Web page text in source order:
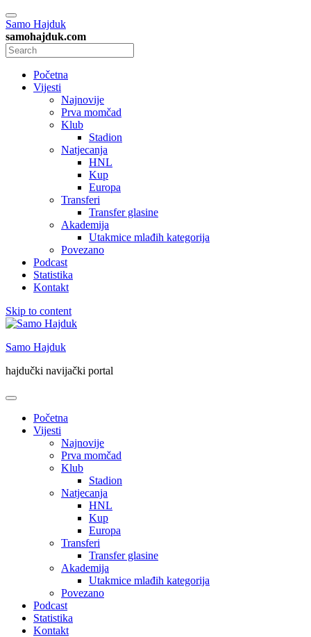
Samo Hajduk
samohajduk.com
Početna
Vijesti
Najnovije
Prva momčad
Klub
Stadion
Natjecanja
HNL
Kup
Europa
Transferi
Transfer glasine
Akademija
Utakmice mlađih kategorija
Povezano
Podcast
Statistika
Kontakt
Skip to content
Samo Hajduk
hajdučki navijački portal
Početna
Vijesti
Najnovije
Prva momčad
Klub
Stadion
Natjecanja
HNL
Kup
Europa
Transferi
Transfer glasine
Akademija
Utakmice mlađih kategorija
Povezano
Podcast
Statistika
Kontakt